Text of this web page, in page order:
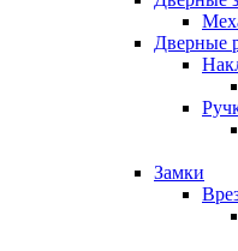
Дверные
Замки